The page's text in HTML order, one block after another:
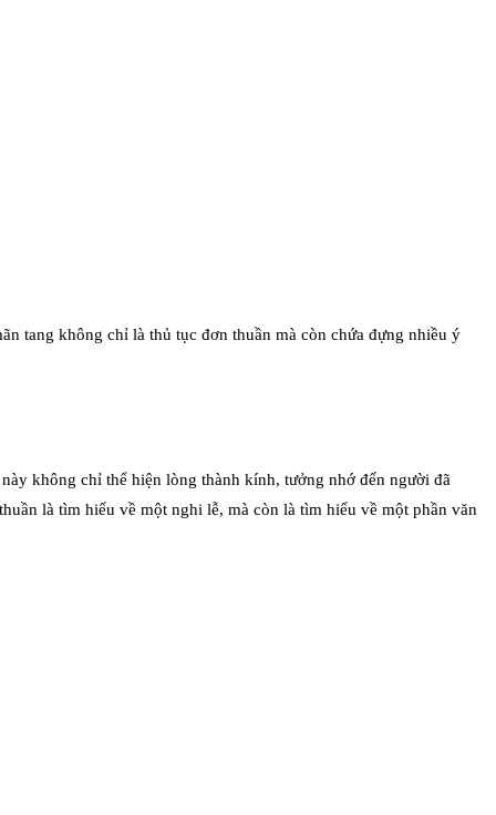
tang không chỉ là thủ tục đơn thuần mà còn chứa đựng nhiều ý
không chỉ thể hiện lòng thành kính, tưởng nhớ đến người đã
là tìm hiểu về một nghi lễ, mà còn là tìm hiểu về một phần văn